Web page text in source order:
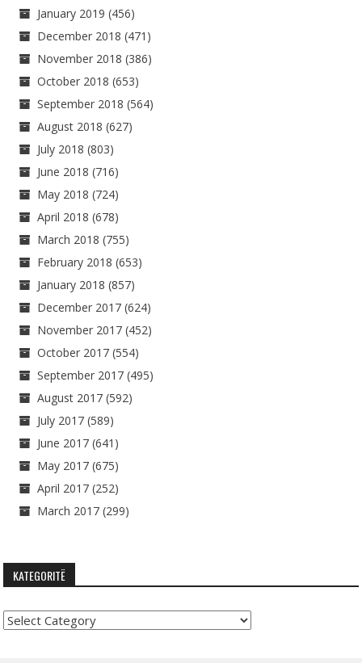
January 2019 (456)
December 2018 (471)
November 2018 (386)
October 2018 (653)
September 2018 (564)
August 2018 (627)
July 2018 (803)
June 2018 (716)
May 2018 (724)
April 2018 (678)
March 2018 (755)
February 2018 (653)
January 2018 (857)
December 2017 (624)
November 2017 (452)
October 2017 (554)
September 2017 (495)
August 2017 (592)
July 2017 (589)
June 2017 (641)
May 2017 (675)
April 2017 (252)
March 2017 (299)
KATEGORITË
Kategoritë